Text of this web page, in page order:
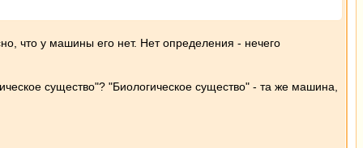
что у машины его нет. Нет определения - нечего
существо"? "Биологическое существо" - та же машина,